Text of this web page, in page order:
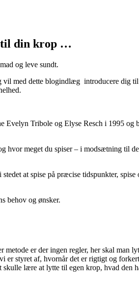
til din krop …
og leve sundt.
vil med dette blogindlæg introducere dig
Evelyn Tribole og Elyse Resch i 1995 og
hvor meget du spiser – i modsætning til
at spise på præcise tidspunkter, spise
behov og ønsker.
er der ingen regler, her skal man
er styret af, hvornår det er rigtigt og
lære at lytte til egen krop, hvad den